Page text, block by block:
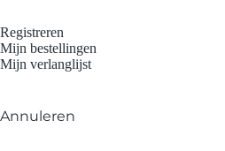
Registreren
Mijn bestellingen
Mijn verlanglijst
Annuleren